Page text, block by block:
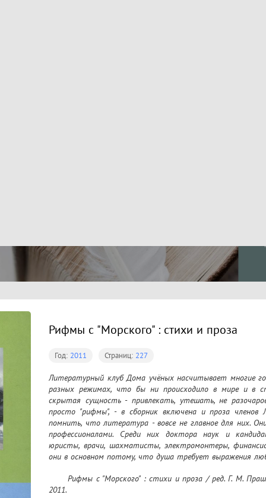
Рифмы с "Морского" : стихи и проза
Год: 2011 Страниц: 227
Литературный клуб Дома учёных насчитывает многие
разных режимах, что бы ни происходило в мире и в
скрытая сущность - привлекать, утешать, не
просто "рифмы", - в сборник включена и проза
помнить, что литература - вовсе не главное для них.
профессионалами. Среди них доктора наук и
юристы, врачи, шахматисты, электромонтеры,
они в основном потому, что душа требует выражения
	Рифмы с "Морского" : стихи и проза / ред. Г. М. Прашкевич ; сост. П. Корытко. – Новосибирск,
2011.